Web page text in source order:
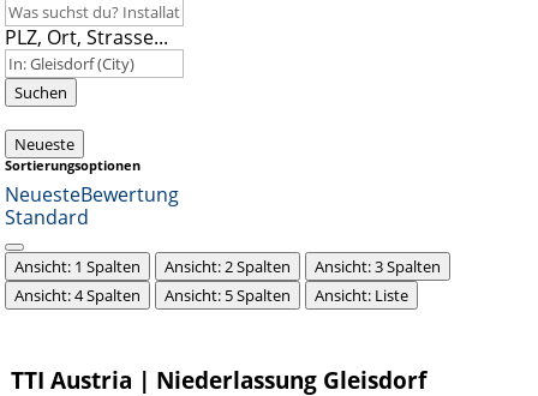
PLZ, Ort, Strasse...
Suchen
Neueste
Sortierungsoptionen
NeuesteBewertung
Standard
Ansicht: 1 Spalten Ansicht: 2 Spalten
Ansicht: 3 Spalten
Ansicht: 4 Spalten
Ansicht: 5 Spalten Ansicht: Liste
TTI Austria | Niederlassung Gleisdorf